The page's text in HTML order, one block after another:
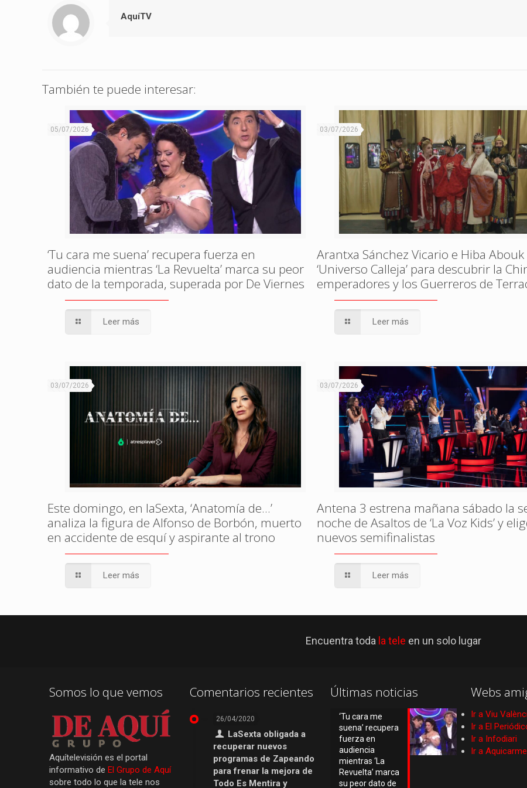
AquíTV
También te puede interesar:
05/07/2026
‘Tu cara me suena’ recupera fuerza en
audiencia mientras ‘La Revuelta’ marca su peor
dato de la temporada, superada por De Viernes
Leer más
03/07/2026
Arantxa Sánchez Vicario e Hiba
‘Universo Calleja’ para descubrir la
emperadores y los Guerreros de
Leer más
03/07/2026
Este domingo, en laSexta, ‘Anatomía de…’
analiza la figura de Alfonso de Borbón, muerto
en accidente de esquí y aspirante al trono
Leer más
03/07/2026
Antena 3 estrena mañana sábado la
noche de Asaltos de ‘La Voz Kids’ y
nuevos semifinalistas
Leer más
Encuentra toda la tele en un solo lugar
Somos lo que vemos
Aquítelevisión es el portal
informativo de El Grupo de Aquí
sobre todo lo que la tele nos
Comentarios recientes
26/04/2020
LaSexta obligada a
recuperar nuevos
programas de Zapeando
para frenar la mejora de
Todo Es Mentira y
Últimas noticias
‘Tu cara me
suena’ recupera
fuerza en
audiencia
mientras ‘La
Revuelta’ marca
su peor dato de
Webs
Ir a Viu
Ir a El
Ir a Infodiari
Ir a